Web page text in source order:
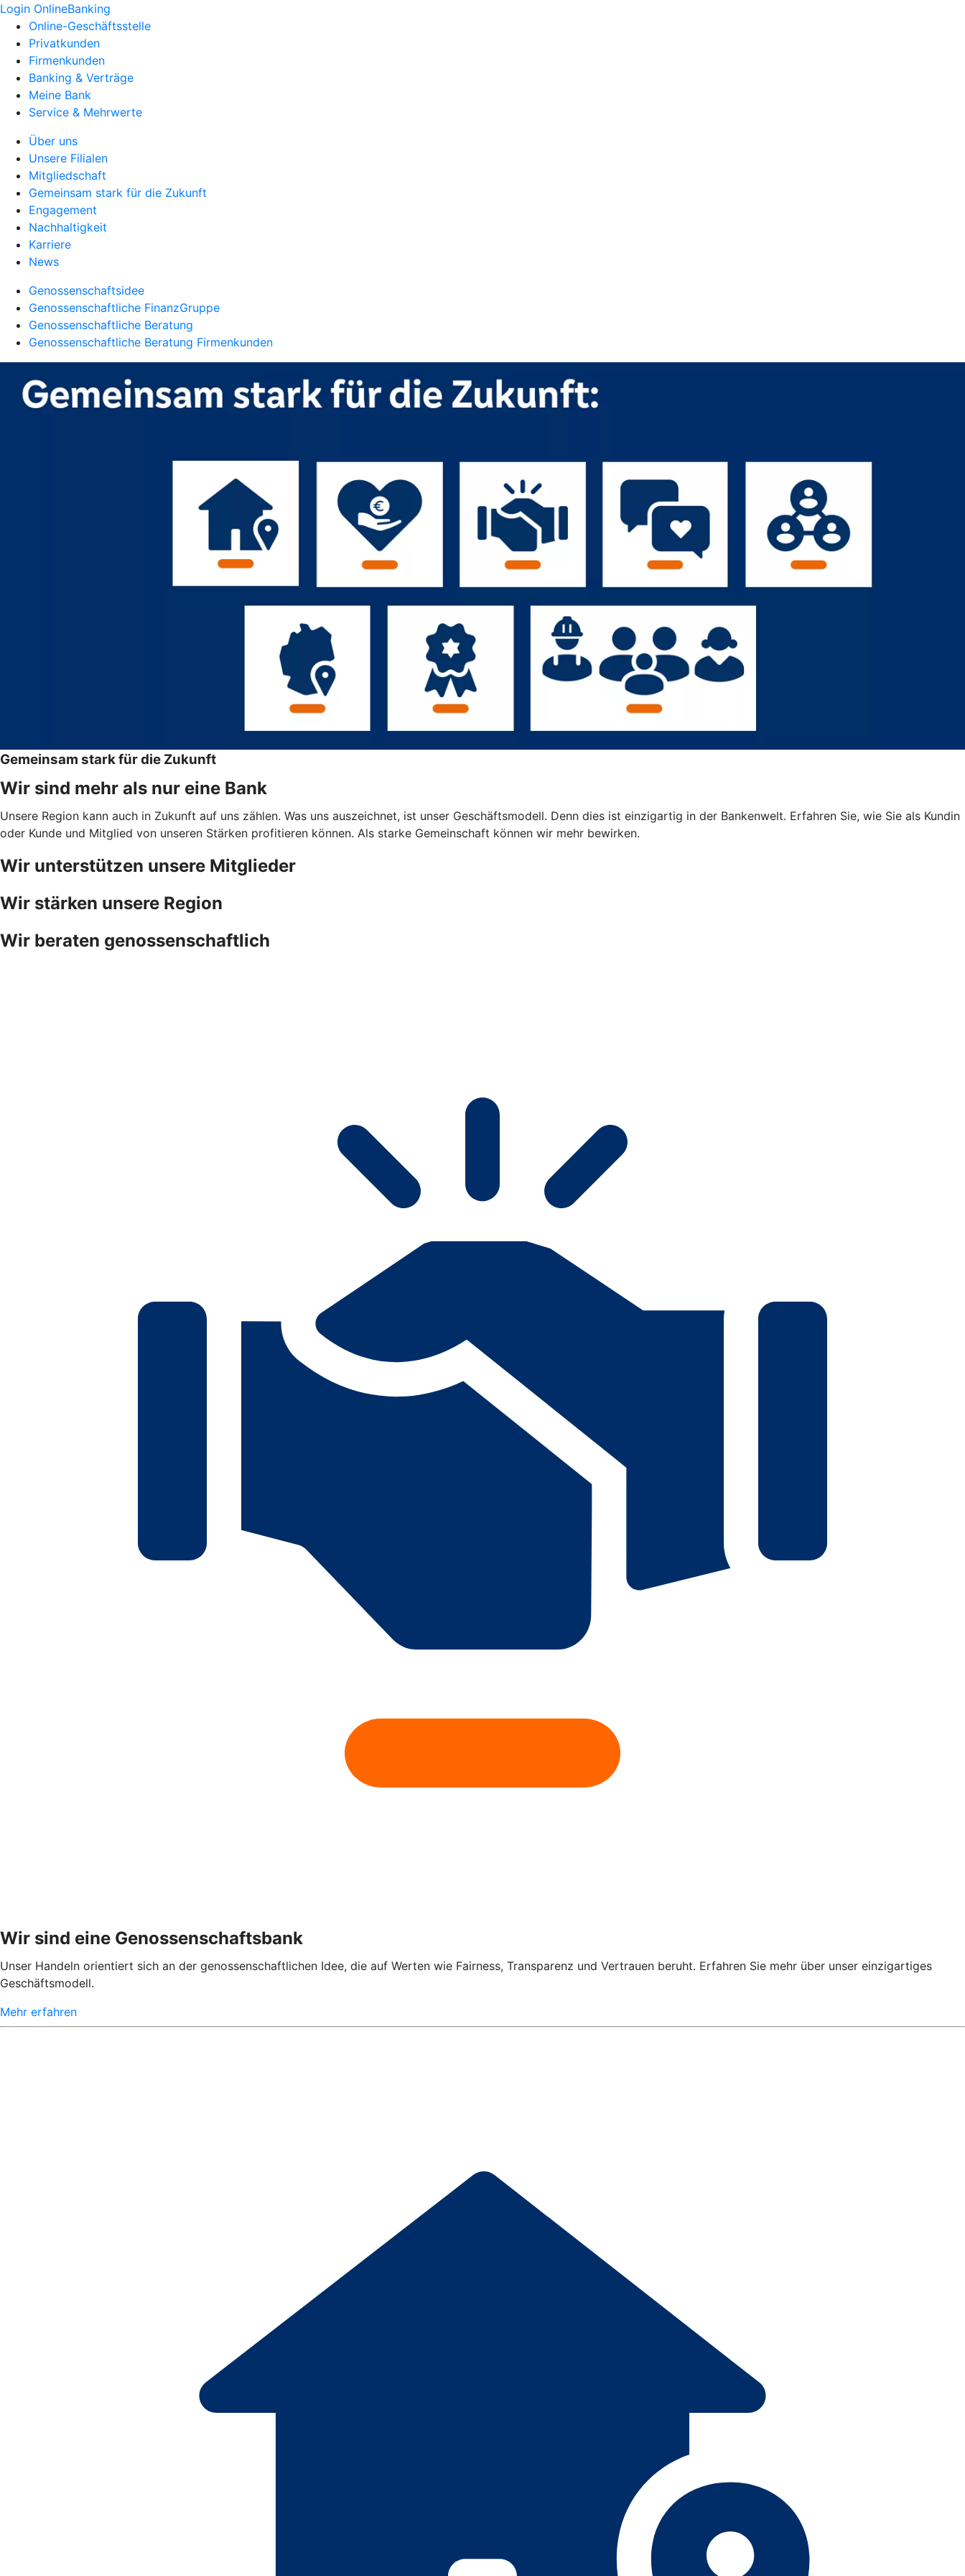
Login OnlineBanking
Online-Geschäftsstelle
Privatkunden
Firmenkunden
Banking & Verträge
Meine Bank
Service & Mehrwerte
Über uns
Unsere Filialen
Mitgliedschaft
Gemeinsam stark für die Zukunft
Engagement
Nachhaltigkeit
Karriere
News
Genossenschaftsidee
Genossenschaftliche FinanzGruppe
Genossenschaftliche Beratung
Genossenschaftliche Beratung Firmenkunden
Gemeinsam stark für die Zukunft
Wir sind mehr als nur eine Bank
Unsere Region kann auch in Zukunft auf uns zählen. Was uns auszeichnet, ist unser Geschäftsmodell. Denn dies ist einzigartig in der Bankenwelt. Erfahren Sie, wie Sie als Kundin
oder Kunde und Mitglied von unseren Stärken profitieren können. Als starke Gemeinschaft können wir mehr bewirken.
Wir unterstützen unsere Mitglieder
Wir stärken unsere Region
Wir beraten genossenschaftlich
Wir sind eine Genossenschaftsbank
Unser Handeln orientiert sich an der genossenschaftlichen Idee, die auf Werten wie Fairness, Transparenz und Vertrauen beruht. Erfahren Sie mehr über unser einzigartiges
Geschäftsmodell.
Mehr erfahren